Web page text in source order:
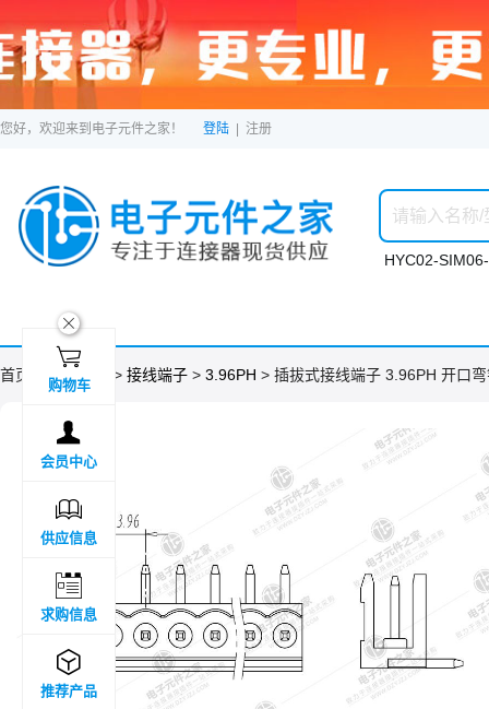
您好，欢迎来到电子元件之家！ 登陆 注册
HYC02-
首页 > 分类目录 > 接线端子 > 3.96PH > 插拔式接线端子 3.96PH 开口
ဆ

购物车

会员中心

供应信息

求购信息

推荐产品